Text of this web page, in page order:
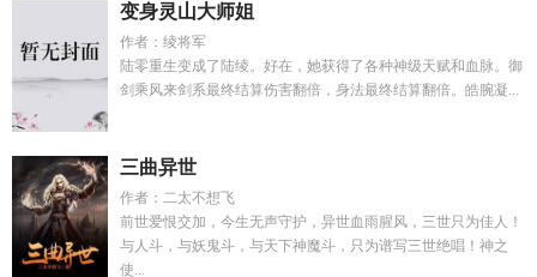
变身灵山大师姐
作者：绫将军
陆零重生变成了陆绫。好在，她获得了各种神级天赋和血脉。御
剑乘风来剑系最终结算伤害翻倍，身法最终结算翻倍。皓腕凝...
三曲异世
作者：二太不想飞
前世爱恨交加，今生无声守护，异世血雨腥风，三世只为佳人！
与人斗，与妖鬼斗，与天下神魔斗，只为谱写三世绝唱！神之
使...